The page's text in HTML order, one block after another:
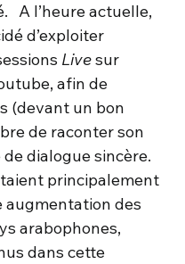
A l’heure actuelle,
d’exploiter
Livesur
afin de
(devant un bon
de raconter son
dialogue sincère.
principalement
augmentation des
arabophones,
dans cette